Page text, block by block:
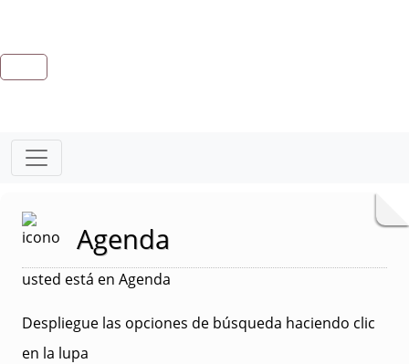
Agenda
usted está en Agenda
Despliegue las opciones de búsqueda haciendo clic
en la lupa